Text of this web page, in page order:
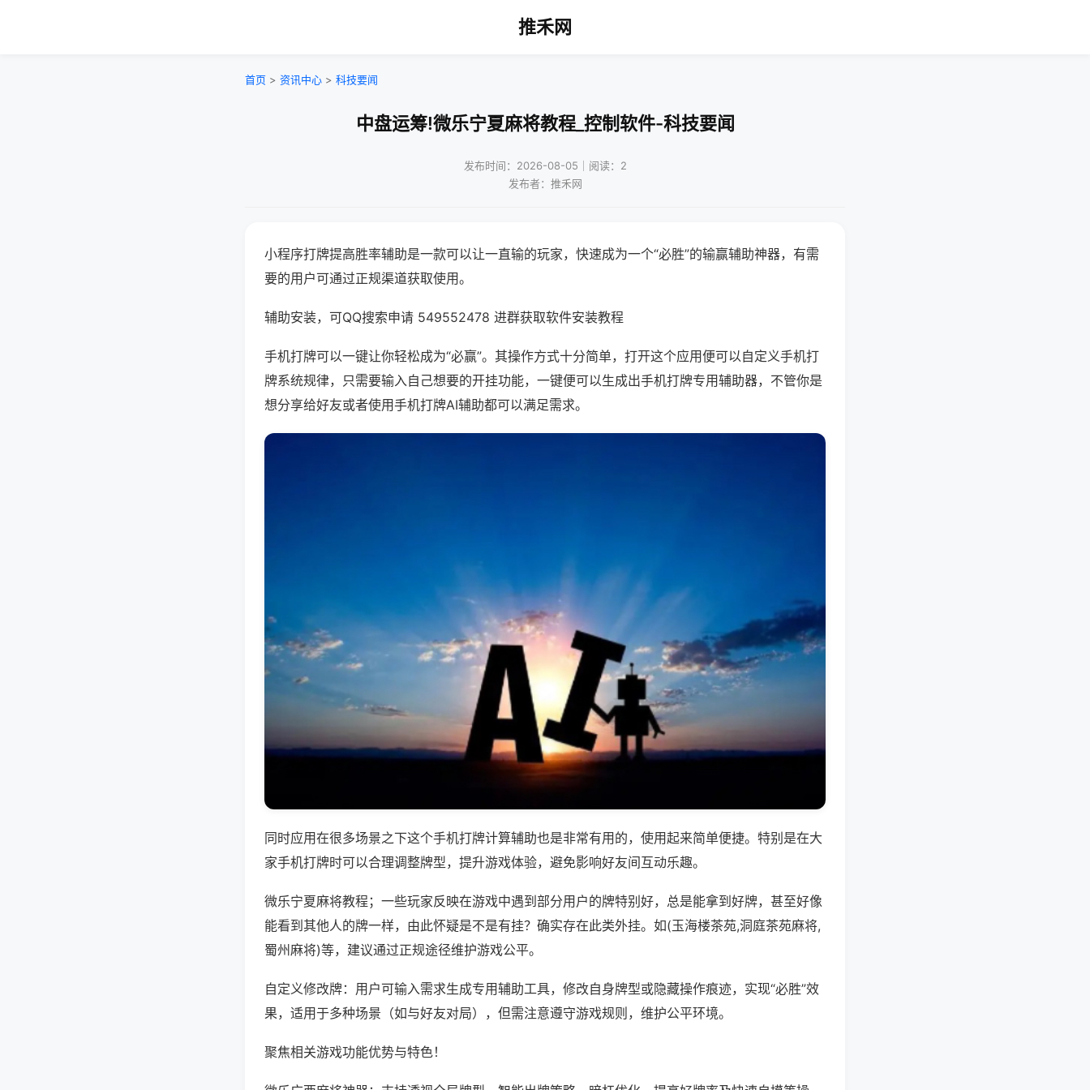
推禾网
首页 > 资讯中心 > 科技要闻
中盘运筹!微乐宁夏麻将教程_控制软件-科技要闻
发布时间：2026-08-05｜阅读：2
发布者：推禾网
小程序打牌提高胜率辅助是一款可以让一直输的玩家，快速成为一个“必胜”的输赢辅助神器，有需
要的用户可通过正规渠道获取使用。
辅助安装，可QQ搜索申请 549552478 进群获取软件安装教程
手机打牌可以一键让你轻松成为“必赢”。其操作方式十分简单，打开这个应用便可以自定义手机打
牌系统规律，只需要输入自己想要的开挂功能，一键便可以生成出手机打牌专用辅助器，不管你是
想分享给好友或者使用手机打牌AI辅助都可以满足需求。
同时应用在很多场景之下这个手机打牌计算辅助也是非常有用的，使用起来简单便捷。特别是在大
家手机打牌时可以合理调整牌型，提升游戏体验，避免影响好友间互动乐趣。
微乐宁夏麻将教程；一些玩家反映在游戏中遇到部分用户的牌特别好，总是能拿到好牌，甚至好像
能看到其他人的牌一样，由此怀疑是不是有挂？确实存在此类外挂。如(玉海楼茶苑,洞庭茶苑麻将,
蜀州麻将)等，建议通过正规途径维护游戏公平。
自定义修改牌：用户可输入需求生成专用辅助工具，修改自身牌型或隐藏操作痕迹，实现“必胜”效
果，适用于多种场景（如与好友对局），但需注意遵守游戏规则，维护公平环境。
聚焦相关游戏功能优势与特色！